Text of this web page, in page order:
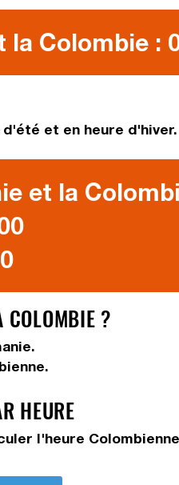
Colombie :
et en heure d'hiver.
et la
COLOMBIE ?
HEURE
l'heure